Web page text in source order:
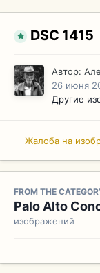
DSC 1415
Автор:
26 июня
Другие
Жалоба на
FROM THE
Palo Alto
изображений